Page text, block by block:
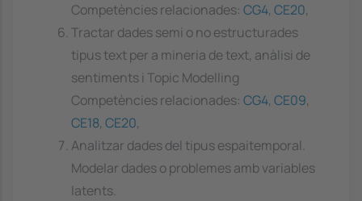
Competències relacionades: CG4, CE20,
Tractar dades semi o no estructurades
tipus text per a mineria de text, anàlisi de
sentiments i Topic Modelling
Competències relacionades: CG4, CE09,
CE18, CE20,
Analitzar dades del tipus espaitemporal.
Modelar dades o problemes amb variables
latents.